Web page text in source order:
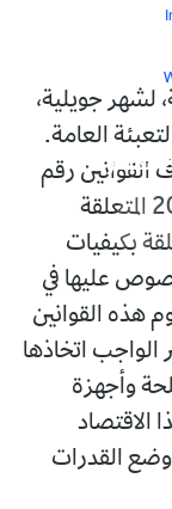
مختصر
لشهر جويلية،
بالتعبئة العامة.
وتهدف القوانين رقم
25-05 المؤرخة في 19 جويلية سنة 2025 المتعلقة
بكيفيات
عليها في
هذه القوانين
الواجب اتخاذها
وأجهزة
الاقتصاد
القدرات